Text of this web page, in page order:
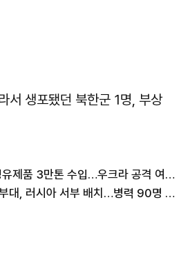
서 생포됐던 북한군 1명, 부상
"러, 지난달 한국서 정유제품 3만톤 수입…우크라 공격 여파"
우크라 "북한 미사일 부대, 러시아 서부 배치…병력 90명 규모"